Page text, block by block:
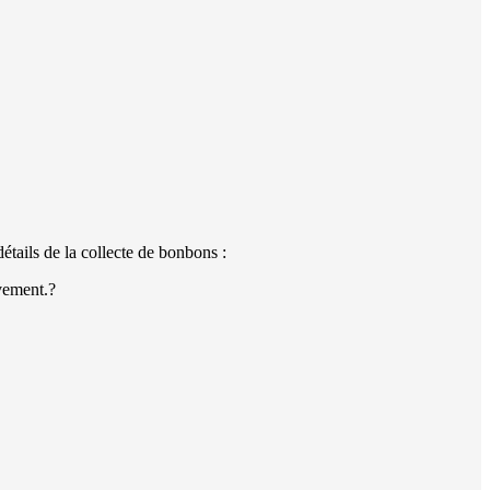
de la collecte de bonbons :